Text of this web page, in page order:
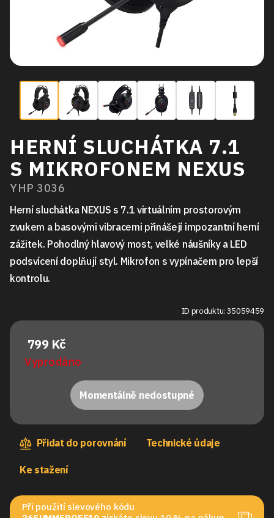
HERNÍ SLUCHÁTKA 7.1
S MIKROFONEM NEXUS
YHP 3036
Herní sluchátka NEXUS s 7.1 virtuálním prostorovým
zvukem a basovými vibracemi přinášejí impozantní herní
zážitek. Pohodlný hlavový most, velké náušníky a LED
podsvícení doplňují styl. Mikrofon s vypínačem pro lepší
kontrolu.
ID produktu: 35059459
799 Kč
Vyprodáno
Momentálně nedostupné
Přidat do porovnání Technické údaje
Ke stažení
Při použití slevového kódu